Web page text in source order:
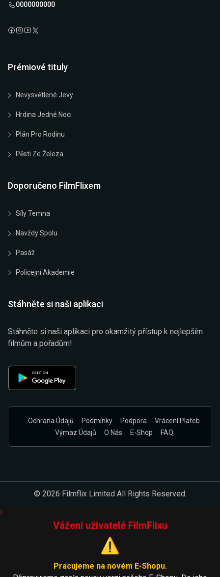
0000000000
Prémiové tituly
Nevysvětlené Jevy
Hrdina Jedné Noci
Plán Pro Rodinu
Pěsti Ze Železa
Doporučeno FilmFlixem
Síly Temna
Navždy Spolu
Pasáž
Policejní Akademie
Stáhněte si naši aplikaci
Stáhněte si naši aplikaci pro okamžitý přístup k nejlepším
filmům a pořadům!
Ochrana Údajů Podmínky Podpora
Vrácení Plateb
Výmaz Údajů
O Nás E-Shop FAQ
© 2026 Filmflix Limited All Rights Reserved.
i
Vážení uživatelé FilmFlixu
⚠️
Pracujeme na novém E-Shopu.